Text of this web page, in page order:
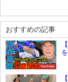
おすすめの記事
YouTube